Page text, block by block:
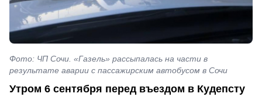
Фото: ЧП Сочи. «Газель» рассыпалась на части в
результате аварии с пассажирским автобусом в Сочи
Утром 6 сентября перед въездом в Кудепсту